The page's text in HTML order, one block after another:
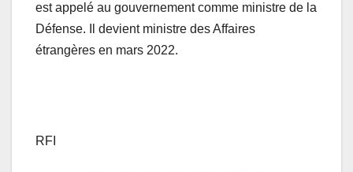
est appelé au gouvernement comme ministre de la
Défense. Il devient ministre des Affaires
étrangères en mars 2022.
RFI